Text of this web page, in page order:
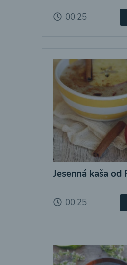
00:25
Jesenná kaša od
00:25